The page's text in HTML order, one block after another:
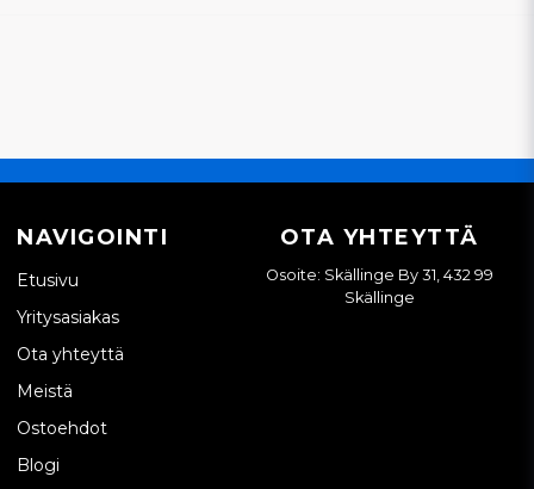
NAVIGOINTI
Etusivu
Yritysasiakas
Ota yhteyttä
Meistä
Ostoehdot
Blogi
OTA YHTEYTTÄ
Osoite: Skällinge By 31, 432 99
Skällinge